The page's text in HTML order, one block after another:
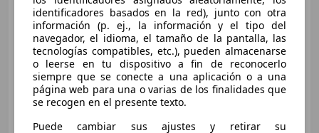
€ 10.950 1
Precio justo
05/2014 189.391 km Diésel
96 kW (131 CV)
identificadores basados en la red), junto con otra
información (p. ej., la información y el tipo del
navegador, el idioma, el tamaño de la pantalla, las
tecnologías compatibles, etc.), pueden almacenarse
o leerse en tu dispositivo a fin de reconocerlo
siempre que se conecte a una aplicación o a una
página web para una o varias de los finalidades que
se recogen en el presente texto.
Puede cambiar sus ajustes y retirar su